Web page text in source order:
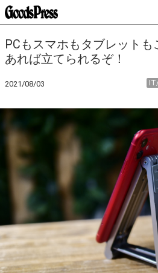
PCもスマホもタブレット
あれば立てられるぞ！
2021/08/03